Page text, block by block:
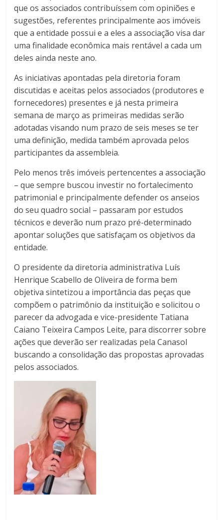
que os associados contribuíssem com opiniões e
sugestões, referentes principalmente aos imóveis
que a entidade possui e a eles a associação visa dar
uma finalidade econômica mais rentável a cada um
deles ainda neste ano.
As iniciativas apontadas pela diretoria foram
discutidas e aceitas pelos associados (produtores e
fornecedores) presentes e já nesta primeira
semana de março as primeiras medidas serão
adotadas visando num prazo de seis meses se ter
uma definição, medida também aprovada pelos
participantes da assembleia.
Pelo menos três imóveis pertencentes a associação
– que sempre buscou investir no fortalecimento
patrimonial e principalmente defender os anseios
do seu quadro social – passaram por estudos
técnicos e deverão num prazo pré-determinado
apontar soluções que satisfaçam os objetivos da
entidade.
O presidente da diretoria administrativa Luís
Henrique Scabello de Oliveira de forma bem
objetiva sintetizou a importância das peças que
compõem o patrimônio da instituição e solicitou o
parecer da advogada e vice-presidente Tatiana
Caiano Teixeira Campos Leite, para discorrer sobre
ações que deverão ser realizadas pela Canasol
buscando a consolidação das propostas aprovadas
pelos associados.